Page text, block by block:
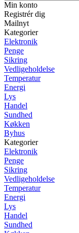
Min konto
Registrér dig
Mailnyt
Kategorier
Elektronik
Penge
Sikring
Vedligeholdelse
Temperatur
Energi
Lys
Handel
Sundhed
Køkken
Byhus
Kategorier
Elektronik
Penge
Sikring
Vedligeholdelse
Temperatur
Energi
Lys
Handel
Sundhed